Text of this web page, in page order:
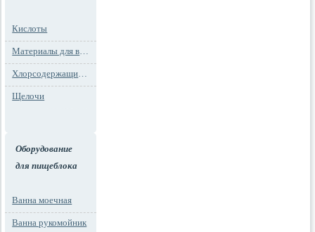
Кислоты
Материалы для водоподготовки
Хлорсодержащие препараты
Щелочи
Оборудование
для пищеблока
Ванна моечная
Ванна рукомойник